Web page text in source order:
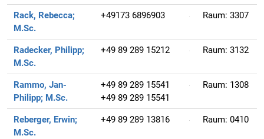
Rack, Rebecca;
M.Sc.
+49173 6896903 Raum: 3307
Radecker, Philipp;
M.Sc.
+49 89 289 15212 Raum: 3132
Rammo, Jan-
Philipp; M.Sc.
+49 89 289 15541
+49 89 289 15541
Raum: 1308
Reberger, Erwin;
M.Sc.
+49 89 289 13816 Raum: 0410